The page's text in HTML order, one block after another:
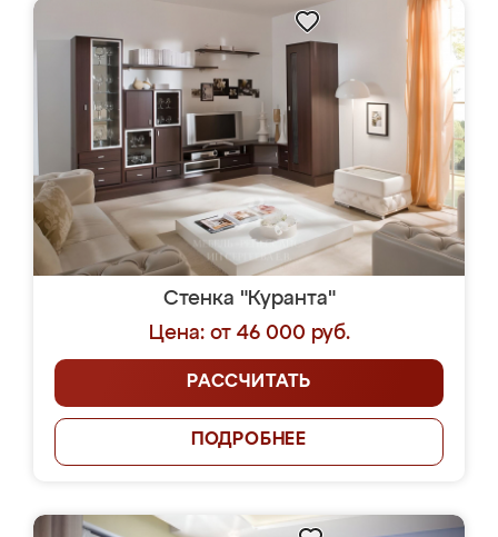
Стенка "Куранта"
Цена: от 46 000 руб.
РАССЧИТАТЬ
ПОДРОБНЕЕ